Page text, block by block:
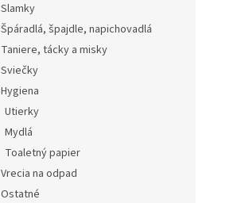
Slamky
Špáradlá, špajdle, napichovadlá
Taniere, tácky a misky
Sviečky
Hygiena
Utierky
Mydlá
Toaletný papier
Vrecia na odpad
Ostatné